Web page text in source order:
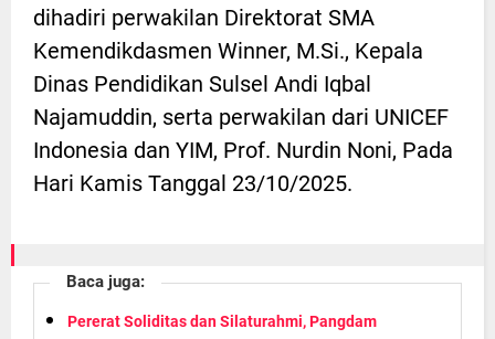
dihadiri perwakilan Direktorat SMA
Kemendikdasmen Winner, M.Si., Kepala
Dinas Pendidikan Sulsel Andi Iqbal
Najamuddin, serta perwakilan dari UNICEF
Indonesia dan YIM, Prof. Nurdin Noni, Pada
Hari Kamis Tanggal 23/10/2025.
Baca juga:
Pererat Soliditas dan Silaturahmi, Pangdam